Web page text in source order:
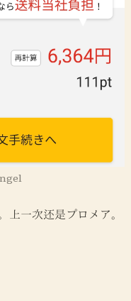
一次还是プロメア。